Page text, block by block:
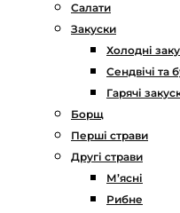
Салати
Закуски
Холодні
Сендвічі та
Гарячі
Борщ
Перші страви
Другі страви
М’ясні
Рибне